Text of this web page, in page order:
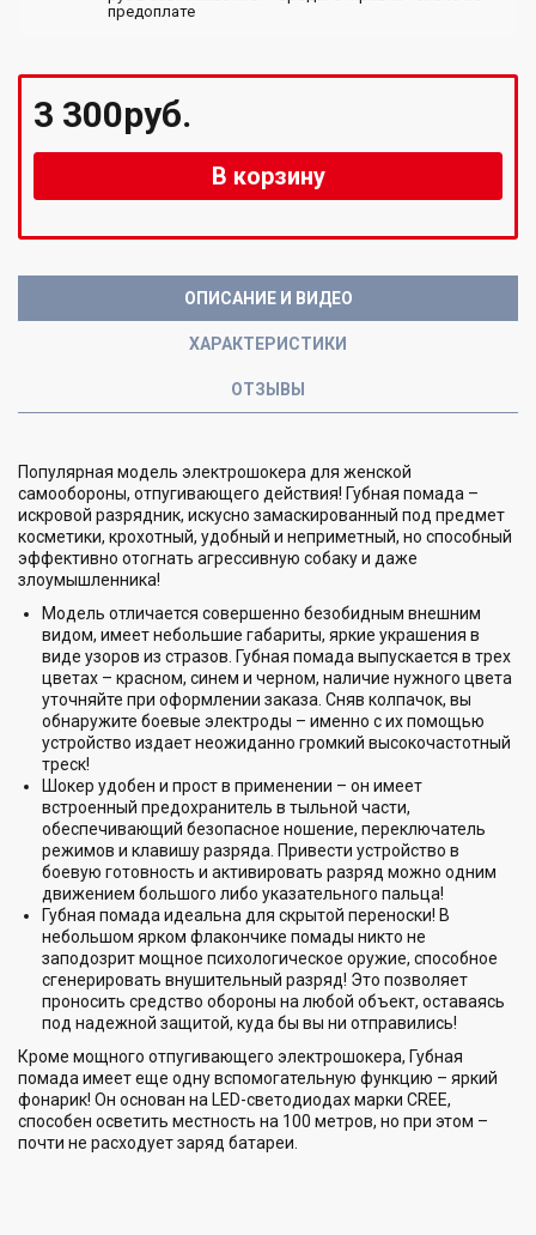
предоплате
3 300руб.
В корзину
ОПИСАНИЕ И ВИДЕО
ХАРАКТЕРИСТИКИ
ОТЗЫВЫ
Популярная модель электрошокера для женской
самообороны, отпугивающего действия! Губная помада –
искровой разрядник, искусно замаскированный под предмет
косметики, крохотный, удобный и неприметный, но способный
эффективно отогнать агрессивную собаку и даже
злоумышленника!
Модель отличается совершенно безобидным внешним
видом, имеет небольшие габариты, яркие украшения в
виде узоров из стразов. Губная помада выпускается в трех
цветах – красном, синем и черном, наличие нужного цвета
уточняйте при оформлении заказа. Сняв колпачок, вы
обнаружите боевые электроды – именно с их помощью
устройство издает неожиданно громкий высокочастотный
треск!
Шокер удобен и прост в применении – он имеет
встроенный предохранитель в тыльной части,
обеспечивающий безопасное ношение, переключатель
режимов и клавишу разряда. Привести устройство в
боевую готовность и активировать разряд можно одним
движением большого либо указательного пальца!
Губная помада идеальна для скрытой переноски! В
небольшом ярком флакончике помады никто не
заподозрит мощное психологическое оружие, способное
сгенерировать внушительный разряд! Это позволяет
проносить средство обороны на любой объект, оставаясь
под надежной защитой, куда бы вы ни отправились!
Кроме мощного отпугивающего электрошокера, Губная
помада имеет еще одну вспомогательную функцию – яркий
фонарик! Он основан на LED-светодиодах марки CREE,
способен осветить местность на 100 метров, но при этом –
почти не расходует заряд батареи.